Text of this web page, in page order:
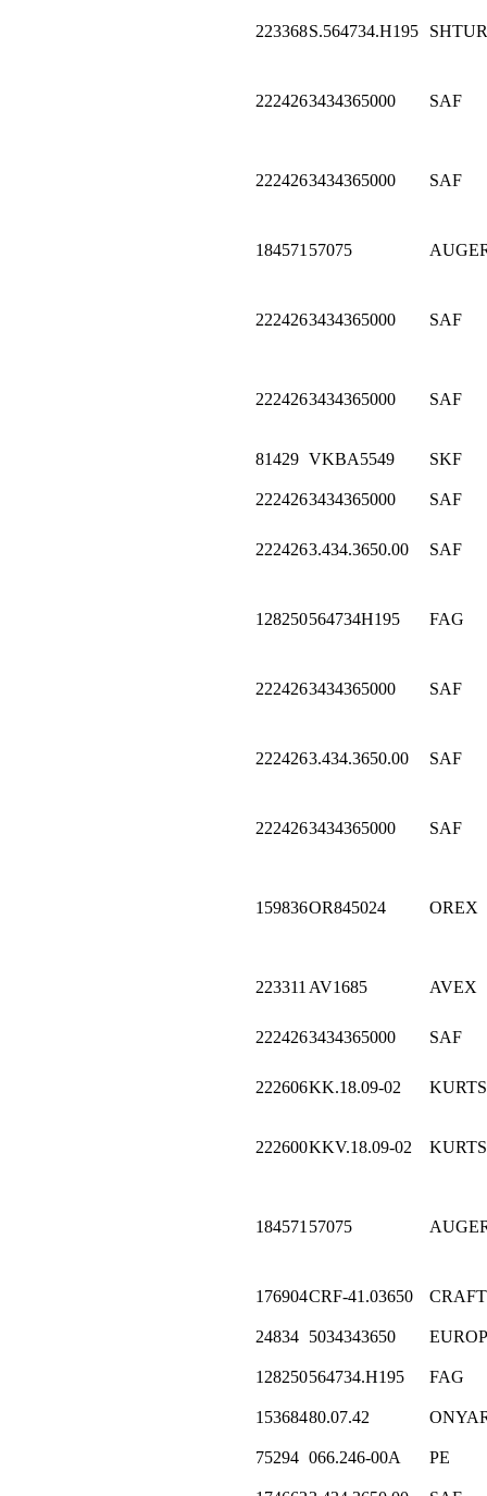
223368S.564734.H195
2224263434365000 SAF
2224263434365000 SAF
184571 57075
2224263434365000 SAF
2224263434365000 SAF
81429 VKBA5549 SKF
2224263434365000 SAF
2224263.434.3650.00 SAF
128250564734H195 FAG
2224263434365000 SAF
2224263.434.3650.00 SAF
2224263434365000 SAF
159836OR845024 OREX
223311 AV1685 AVEX
2224263434365000 SAF
222606KK.18.09-02
222600KKV.18.09-02
184571 57075
176904CRF-41.03650 CRAFT
24834 5034343650
128250564734.H195 FAG
15368480.07.42
75294 066.246-00A PE